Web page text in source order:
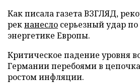
Как писала газета ВЗГЛЯД,
рекнанесло серьезный удар
энергетике Европы.
Критическое падение уровня
Германии перебоями в
ростом инфляции.